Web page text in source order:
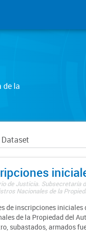
de la
de Justicia. Subsecretaría
Nacionales de la
de inscripciones
de la Propiedad del
subastados, armados